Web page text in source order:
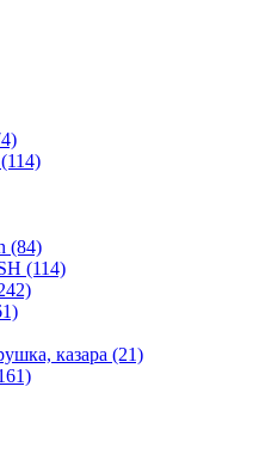
(84)
(114)
казара (21)